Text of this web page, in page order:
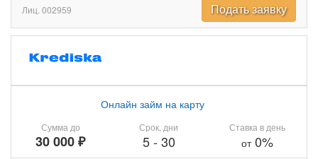
Лиц. 002959 Подать заявку
Сумма до
30 000 ₽
Онлайн займ на карту
Срок, дни
5- 30
Ставка в день
от0%